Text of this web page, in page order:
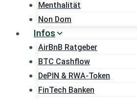
Menthalität
Non Dom
Infos
AirBnB Ratgeber
BTC Cashflow
DePIN & RWA-Token
FinTech Banken